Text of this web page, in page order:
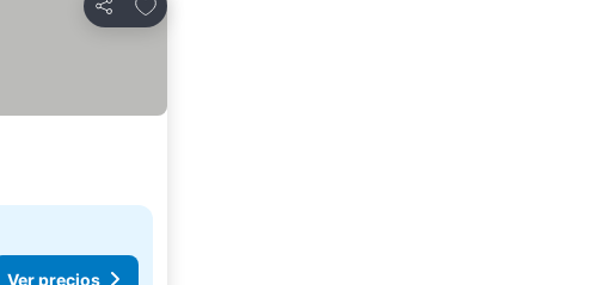
Compartir
Ver precios